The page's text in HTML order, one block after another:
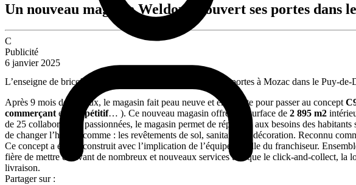
Un nouveau magasin Weldom a ouvert ses portes dans
C
Publicité
6 janvier 2025
L’enseigne de bricolage de proximité Weldom a ouvert ses portes à Mozac dans le Puy-de-
Après 9 mois de travaux, le magasin fait peau neuve et en profite pour passer au concept
commerçant et compétitif… ). Ce nouveau magasin offre une surface de 2 895 m2
de 25 collaborateurs passionnées, le magasin permet de répondre aux besoins des
de changer l’habitat comme : les revêtements de sol, sanitaires et décoration. Reconnu
Ce concept a été co-construit avec l’implication de l’équipe et celle du franchiseur.
fière de mettre en avant de nombreux et nouveaux services tels que le click-and-collect, la
livraison.
Partager sur :